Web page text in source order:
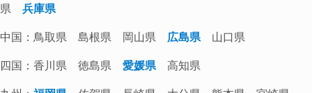
県兵庫県
中国：鳥取県 島根県 岡山県 広島県山口県
四国：香川県 徳島県愛媛県高知県